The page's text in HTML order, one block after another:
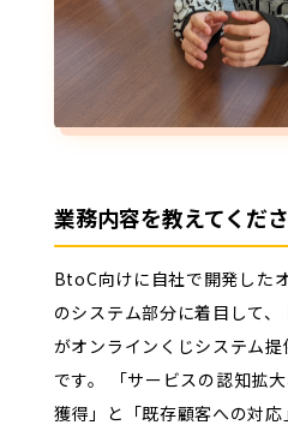
業務内容を教えてくだ
BtoC向けに自社で開発した
のシステム部分に着目して
がオンラインくじシステム提
です。
「サービスの認知拡
獲得」と「既存顧客への対